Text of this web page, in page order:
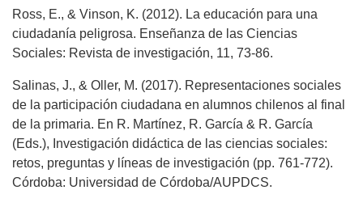
Ross, E., & Vinson, K. (2012). La educación para una
ciudadanía peligrosa. Enseñanza de las Ciencias
Sociales: Revista de investigación, 11, 73-86.
Salinas, J., & Oller, M. (2017). Representaciones sociales
de la participación ciudadana en alumnos chilenos al final
de la primaria. En R. Martínez, R. García & R. García
(Eds.), Investigación didáctica de las ciencias sociales:
retos, preguntas y líneas de investigación (pp. 761-772).
Córdoba: Universidad de Córdoba/AUPDCS.